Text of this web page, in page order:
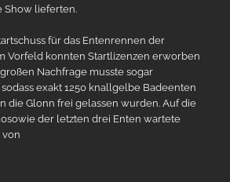
Show lieferten.
für das Entenrennen der
Vorfeld konnten Startlizenzen erworben
Nachfrage musste sogar
exakt 1250 knallgelbe Badeenten
die Glonn frei gelassen wurden. Auf die
sowie der letzten drei Enten wartete
von